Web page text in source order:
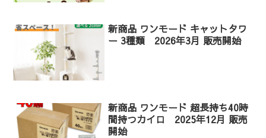
新商品 ワンモード キャットタワ
ー 3種類 2026年3月 販売開始
新商品 ワンモード 超長持ち40時
間持つカイロ 2025年12月 販売
開始